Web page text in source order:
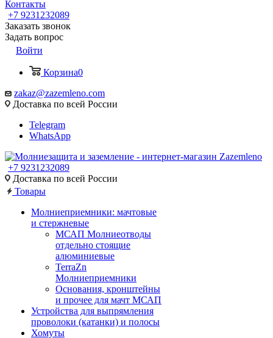
Контакты
+7 9231232089
Заказать звонок
Задать вопрос
Войти
Корзина0
zakaz@zazemleno.com
Доставка по всей России
Telegram
WhatsApp
+7 9231232089
Доставка по всей России
Товары
Молниеприемники: мачтовые
и стержневые
МСАП Молниеотводы
отдельно стоящие
алюминиевые
TerraZn
Молниеприемники
Основания, кронштейны
и прочее для мачт МСАП
Устройства для выпрямления
проволоки (катанки) и полосы
Хомуты